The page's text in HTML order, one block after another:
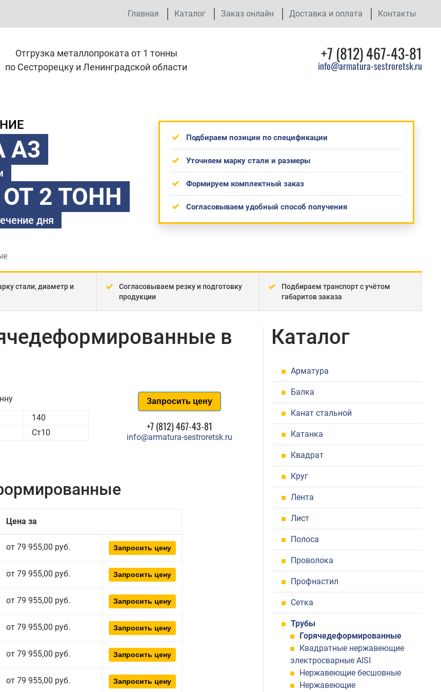
Главная Каталог Заказ онлайн Доставка и оплата Контакты
Отгрузка металлопроката от 1 тонны
по Сестрорецку и Ленинградской области
+7 (812) 467-43-81
info@armatura-sestroretsk.ru
А3
ОТ 2 ТОНН
дня
Подбираем позиции по спецификации
Уточняем марку стали и размеры
Формируем комплектный заказ
Согласовываем удобный способ получения
стали, диаметр и
Согласовываем резку и подготовку
продукции
Подбираем транспорт с учётом
габаритов заказа
в
140
Ст10
Запросить цену
+7 (812) 467-43-81
info@armatura-sestroretsk.ru
Цена за
от 79 955,00 руб. Запросить цену
от 79 955,00 руб. Запросить цену
от 79 955,00 руб. Запросить цену
от 79 955,00 руб. Запросить цену
от 79 955,00 руб. Запросить цену
от 79 955,00 руб. Запросить цену
Каталог
Арматура
Балка
Канат стальной
Катанка
Квадрат
Круг
Лента
Лист
Полоса
Проволока
Профнастил
Сетка
Трубы
Горячедеформированные
Квадратные нержавеющие
электросварные AISI
Нержавеющие бесшовные
Нержавеющие